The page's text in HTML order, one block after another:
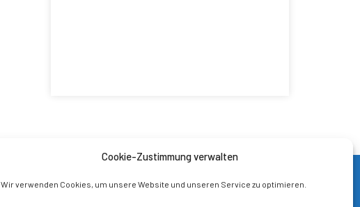
Cookie-Zustimmung verwalten
Wir verwenden Cookies, um unsere Website und unseren Service zu optimieren.